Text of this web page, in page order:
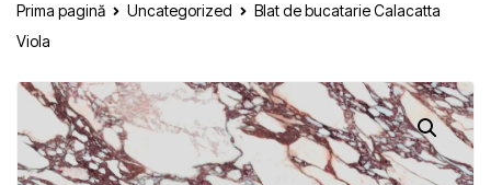
Prima pagină Uncategorized
Blat de bucatarie Calacatta
Viola